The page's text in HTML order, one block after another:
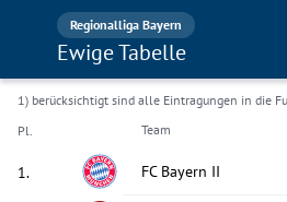
Regionalliga Bayern
Ewige Tabelle
1) berücksichtigt sind alle Eintragungen in die
Pl.
Team
1. FC Bayern II